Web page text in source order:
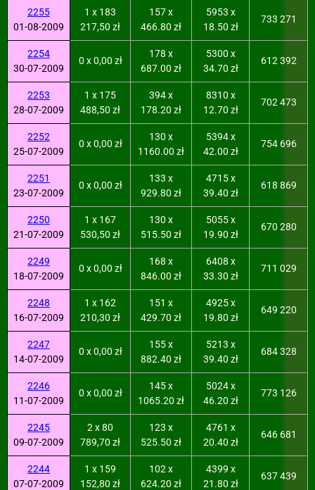
2255
01-08-2009
1 x 183
217,50 zł
157 x
466.80 zł
5953 x
18.50 zł
733 271
2254
30-07-2009
0 x 0,00 zł
178 x
687.00 zł
5300 x
34.70 zł
612 392
2253
28-07-2009
1 x 175
488,50 zł
394 x
178.20 zł
8310 x
12.70 zł
702 473
2252
25-07-2009
0 x 0,00 zł
130 x
1160.00 zł
5394 x
42.00 zł
754 696
2251
23-07-2009
0 x 0,00 zł
133 x
929.80 zł
4715 x
39.40 zł
618 869
2250
21-07-2009
1 x 167
530,50 zł
130 x
515.50 zł
5055 x
19.90 zł
670 280
2249
18-07-2009
0 x 0,00 zł
168 x
846.00 zł
6408 x
33.30 zł
711 029
2248
16-07-2009
1 x 162
210,30 zł
151 x
429.70 zł
4925 x
19.80 zł
649 220
2247
14-07-2009
0 x 0,00 zł
155 x
882.40 zł
5213 x
39.40 zł
684 328
2246
11-07-2009
0 x 0,00 zł
145 x
1065.20 zł
5024 x
46.20 zł
773 126
2245
09-07-2009
2 x 80
789,70 zł
123 x
525.50 zł
4761 x
20.40 zł
646 681
2244
07-07-2009
1 x 159
152,80 zł
102 x
624.20 zł
4399 x
21.80 zł
637 439